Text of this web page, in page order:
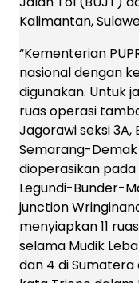
Kalimantan,
“Kementerian
nasional dengan
digunakan. Untuk
ruas operasi
Jagorawi seksi 3A,
Semarang-Demak
dioperasikan pada
Legundi-Bunder-
junction
menyiapkan 11
selama Mudik
dan 4 di Sumatera